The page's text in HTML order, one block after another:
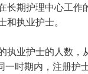
长期护理中心工作
执业护士。
业护士的人数，
一时期内，注册护